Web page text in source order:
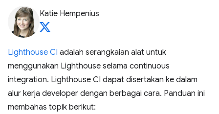
Katie Hempenius
Lighthouse CI adalah serangkaian alat untuk
menggunakan Lighthouse selama continuous
integration. Lighthouse CI dapat disertakan ke dalam
alur kerja developer dengan berbagai cara. Panduan ini
membahas topik berikut: